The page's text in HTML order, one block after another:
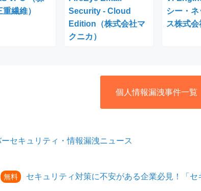
繊維）
Security - Cloud
Edition（株式会社マ
クニカ）
シー・ネ
ス株式会
個人情報漏洩事件一覧
セキュリティ・情報漏洩ニュース
無料 セキュリティ対策に不安がある企業必見！「セ